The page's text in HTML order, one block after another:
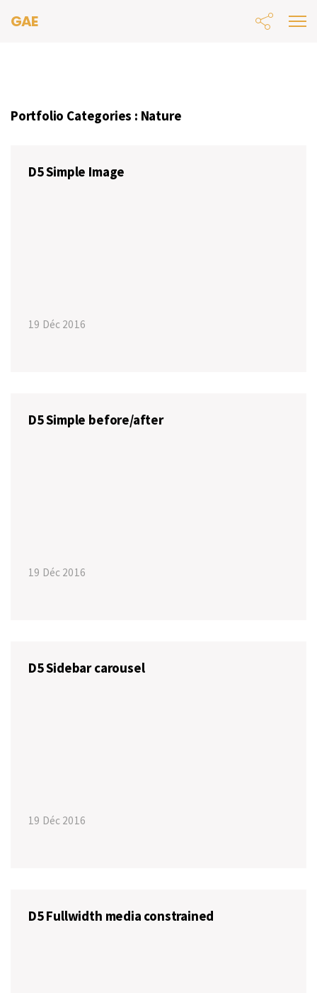
GAE
Portfolio Categories : Nature
D5 Simple Image
19 Déc 2016
D5 Simple before/after
19 Déc 2016
D5 Sidebar carousel
19 Déc 2016
D5 Fullwidth media constrained